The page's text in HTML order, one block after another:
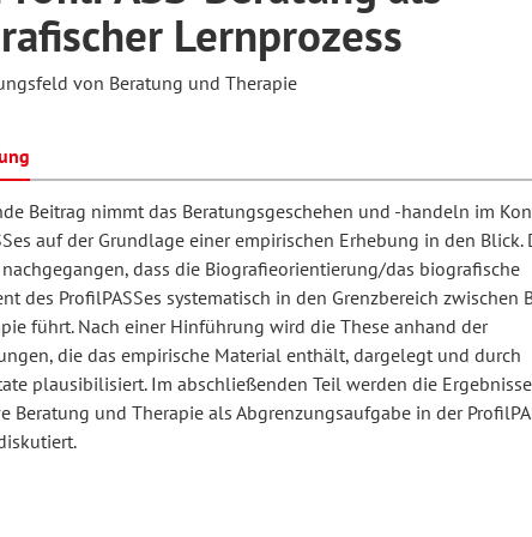
Schule und Unterricht
Arbeit
und
Erwachsenenbildung
Lernprozess
von Beratung und Therapie
Beitrag nimmt das Beratungsgeschehen und -handeln im
auf der Grundlage einer empirischen Erhebung in den Blick.
dass die Biografieorientierung/das biografische
des ProfilPASSes systematisch in den Grenzbereich zwischen
führt. Nach einer Hinführung wird die These anhand der
die das empirische Material enthält, dargelegt und durch
plausibilisiert. Im abschließenden Teil werden die
Beratung und Therapie als Abgrenzungsaufgabe in der